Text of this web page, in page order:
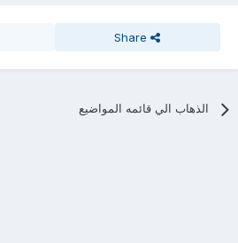
Share
الذهاب الي قائمه المواضيع